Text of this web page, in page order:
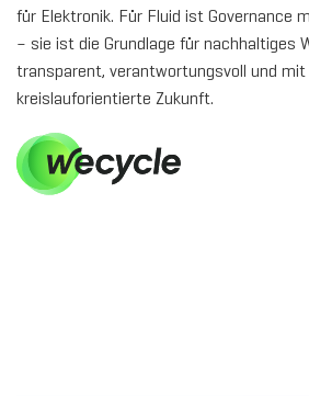
für Elektronik. Für Fluid ist Governance
– sie ist die Grundlage für nachhaltiges
transparent, verantwortungsvoll und mit
kreislauforientierte Zukunft.